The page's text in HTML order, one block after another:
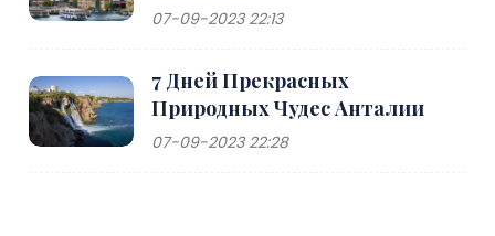
07-09-2023 22:13
7 Дней Прекрасных
Природных Чудес Анталии
07-09-2023 22:28